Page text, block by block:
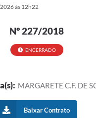
às 12h22
Nº 227/2018
ENCERRADO
MARGARETE C.F. DE
Baixar Contrato